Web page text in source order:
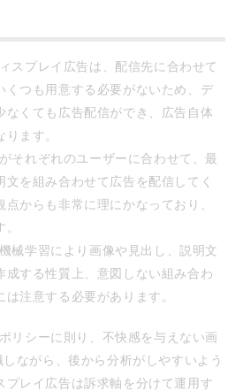
スプレイ広告は、配信先に合わせて
くつも用意する必要がないため、デ
なくても広告配信ができ、広告自体
ます。
それぞれのユーザーに合わせて、最
を組み合わせて広告を配信してく
からも非常に理にかなっており、
械学習により画像や見出し、説明文
成する性質上、意図しない組み合わ
注意する必要があります。
リシーに則り、不快感を与えない画
ながら、後から分析がしやすいよう
プレイ広告は訴求軸を分けて運用す